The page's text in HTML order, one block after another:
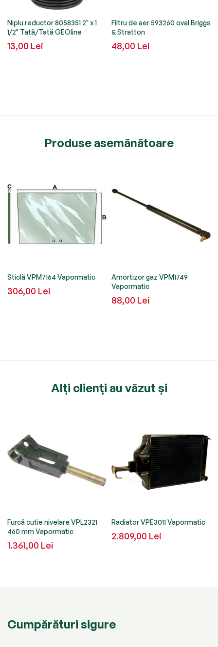
Niplu reductor 8058351 2" x 1
1/2" Tată/Tată GEOline
13,00 Lei
Filtru de aer 593260 oval Briggs
& Stratton
48,00 Lei
Produse asemănătoare
Sticlă VPM7164 Vapormatic
306,00 Lei
Amortizor gaz VPM1749
Vapormatic
88,00 Lei
Alți clienți au văzut și
Furcă cutie nivelare VPL2321
460 mm Vapormatic
1.361,00 Lei
Radiator VPE3011 Vapormatic
2.809,00 Lei
Cumpărături sigure